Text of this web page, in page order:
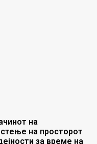
на
на просторот
за време на